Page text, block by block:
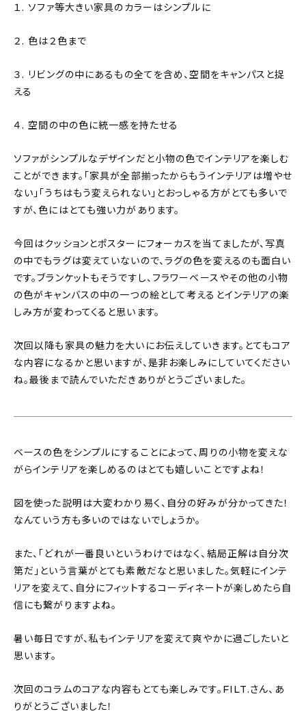
１. ソファ等大きい家具のカラーはシンプルに
２. 色は２色まで
３. リビングの中にあるもの全てを含め、空間をキャンパスと捉
える
４. 空間の中の色に統一感を持たせる
ソファがシンプルなデザインだと小物の色でインテリアを楽しむ
ことができます。「家具が全部揃ったからもうインテリアは増やせ
ない」「うちはもう変えられない」とおっしゃる方がとても多いで
すが、色にはとても強い力があります。
今回はクッションとポスターにフォーカスを当てましたが、写真
の中でもラグは変えていないので、ラグの色を変えるのも面白い
です。ブランケットもそうですし、フラワーベースやその他の小物
の色がキャンバスの中の一つの絵として考えるとインテリアの楽
しみ方が変わってくると思います。
次回以降も家具の魅力を大いにお伝えしていきます。とてもコア
な内容になるかと思いますが、是非お楽しみにしていてください
ね。最後まで読んでいただきありがとうございました。
ベースの色をシンプルにすることによって、周りの小物を変えな
がらインテリアを楽しめるのはとても嬉しいことですよね！
図を使った説明は大変わかり易く、自分の好みが分かってきた！
なんていう方も多いのではないでしょうか。
また、「どれが一番良いというわけではなく、結局正解は自分次
第だ」という言葉がとても素敵だなと思いました。気軽にインテ
リアを変えて、自分にフィットするコーディネートが楽しめたら自
信にも繋がりますよね。
暑い毎日ですが、私もインテリアを変えて爽やかに過ごしたいと
思います。
次回のコラムのコアな内容もとても楽しみです。FILT.さん、あ
りがとうございました！